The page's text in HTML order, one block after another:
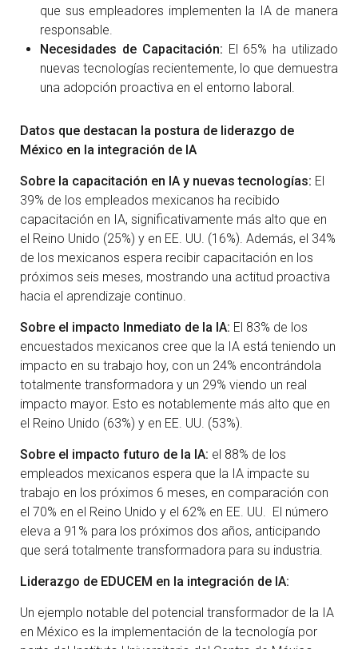
que sus empleadores implementen la IA de manera
responsable.
Necesidades de Capacitación: El 65% ha utilizado
nuevas tecnologías recientemente, lo que demuestra
una adopción proactiva en el entorno laboral.
Datos que destacan la postura de liderazgo de
México en la integración de IA
Sobre la capacitación en IA y nuevas tecnologías: El
39% de los empleados mexicanos ha recibido
capacitación en IA, significativamente más alto que en
el Reino Unido (25%) y en EE. UU. (16%). Además, el 34%
de los mexicanos espera recibir capacitación en los
próximos seis meses, mostrando una actitud proactiva
hacia el aprendizaje continuo.
Sobre el impacto Inmediato de la IA: El 83% de los
encuestados mexicanos cree que la IA está teniendo un
impacto en su trabajo hoy, con un 24% encontrándola
totalmente transformadora y un 29% viendo un real
impacto mayor. Esto es notablemente más alto que en
el Reino Unido (63%) y en EE. UU. (53%).
Sobre el impacto futuro de la IA: el 88% de los
empleados mexicanos espera que la IA impacte su
trabajo en los próximos 6 meses, en comparación con
el 70% en el Reino Unido y el 62% en EE. UU. El número
eleva a 91% para los próximos dos años, anticipando
que será totalmente transformadora para su industria.
Liderazgo de EDUCEM en la integración de IA:
Un ejemplo notable del potencial transformador de la IA
en México es la implementación de la tecnología por